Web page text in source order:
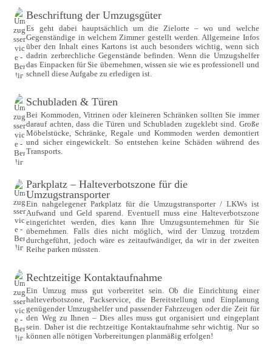
Beschriftung der Umzugsgüter
Es geht dabei hauptsächlich um die Zielorte – wo und welche
Gegenständige in welchem Zimmer gestellt werden. Allgemeine Infos
über den Inhalt eines Kartons ist auch besonders wichtig, wenn sich
dadrin zerbrechliche Gegenstände befinden. Wenn die Umzugshelfer
das Einpacken für Sie übernehmen, wissen sie wie es professionell und
schnell diese Aufgabe zu erledigen ist.
Schubladen & Türen
Bei Kommoden, Vitrinen oder kleineren Schränken sollten Sie immer
darauf achten, dass die Türen und Schubladen zugeklebt sind. Große
Möbelstücke, Schränke, Regale und Kommoden werden demontiert
und sicher eingewickelt. So entstehen keine Schäden während des
Transports.
Parkplatz – Halteverbotszone für die
Umzugstransporter
Ein nahgelegener Parkplatz für die Umzugstransporter / LKWs ist
Aufwand und Geld sparend. Eventuell muss eine Halteverbotszone
eingerichtet werden, dies kann Ihre Umzugsunternehmen für Sie
übernehmen. Falls dies nicht möglich, wird der Umzug trotzdem
durchgeführt, jedoch wäre es zeitaufwändiger, da wir in der zweiten
Reihe parken müssten.
Rechtzeitige Kontaktaufnahme
Ein Umzug muss gut vorbereitet sein. Ob die Einrichtung einer
halteverbotszone, Packservice, die Bereitstellung und Einplanung
genügender Umzugshelfer und passender Fahrzeugen oder die Zeit für
den Weg zu Ihnen – Dies alles muss gut organisiert und eingeplant
sein. Daher ist die rechtzeitige Kontaktaufnahme sehr wichtig. Nur so
können alle nötigen Vorbereitungen planmäßig erfolgen!